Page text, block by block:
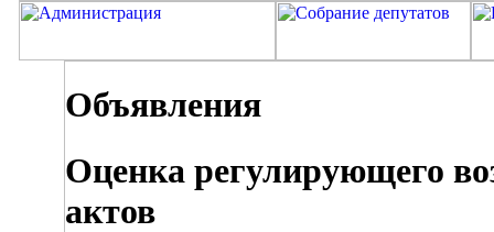
Объявления
Оценка регулирующего
актов